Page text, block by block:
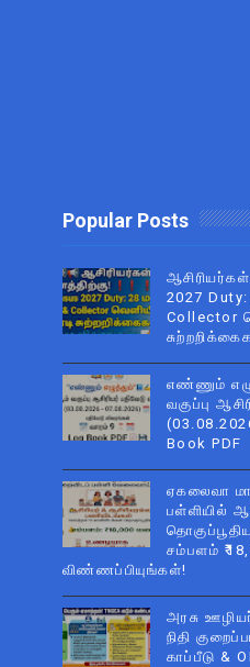
Popular Posts
2027
Collector
எண்ணும்
வகுப்பு
Book PDF
ஏகலைவா
பள்ளியில்
சம்பளம்
விண்ணப்பியுங்கள்!
அரசு
நிதி
காப்பீடு &